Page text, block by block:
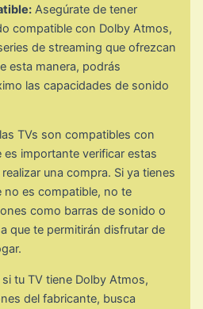
Asegúrate de tener
compatible con Dolby Atmos,
de streaming que ofrezcan
esta manera, podrás
las capacidades de sonido
TVs son compatibles con
importante verificar estas
una compra. Si ya tienes
no es compatible, no te
como barras de sonido o
que te permitirán disfrutar de
tu TV tiene Dolby Atmos,
del fabricante, busca